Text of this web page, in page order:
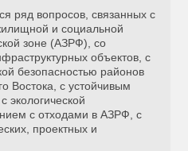
ряд вопросов, связанных с
и социальной
зоне (АЗРФ), со
объектов, с
безопасностью районов
Востока, с устойчивым
экологической
с отходами в АЗРФ, с
проектных и